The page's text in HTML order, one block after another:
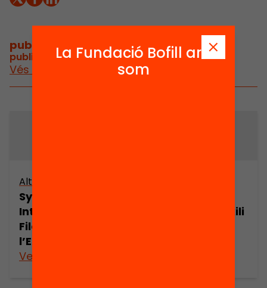
publicacions i vídeos
/
publicacions i vídeos relacionats
Vés a publicacions i vídeos
Altres arxius
Symposion
Internacional de
Filosofia de
l’Educació
Veure’n més
catalana a l’exili
La Fundació Bofill ara
som